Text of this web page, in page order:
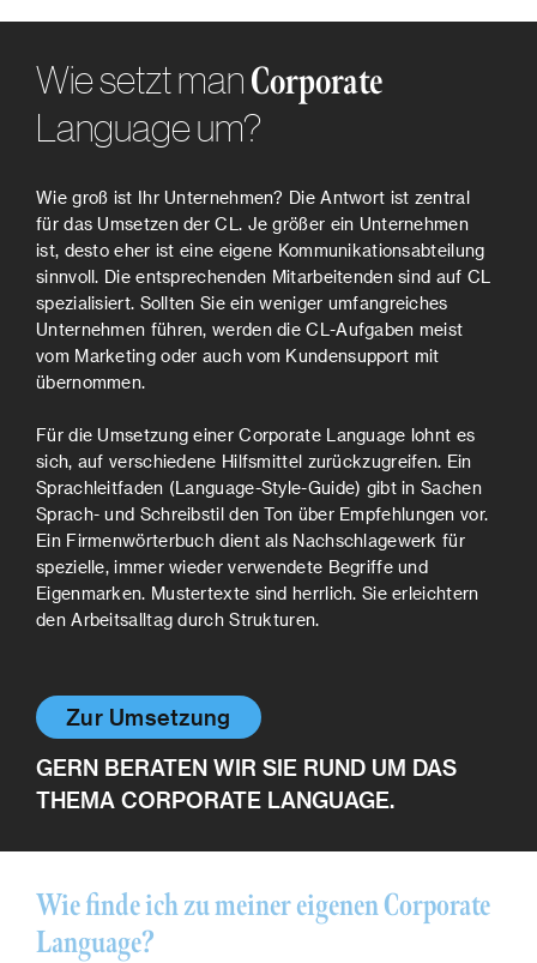
Wie setzt manCorporate
Language um?
Wie groß ist Ihr Unternehmen? Die Antwort ist zentral
für das Umsetzen der CL. Je größer ein Unternehmen
ist, desto eher ist eine eigene Kommunikationsabteilung
sinnvoll. Die entsprechenden Mitarbeitenden sind auf CL
spezialisiert. Sollten Sie ein weniger umfangreiches
Unternehmen führen, werden die CL-Aufgaben meist
vom Marketing oder auch vom Kundensupport mit
übernommen.
Für die Umsetzung einer Corporate Language lohnt es
sich, auf verschiedene Hilfsmittel zurückzugreifen. Ein
Sprachleitfaden (Language-Style-Guide) gibt in Sachen
Sprach- und Schreibstil den Ton über Empfehlungen vor.
Ein Firmenwörterbuch dient als Nachschlagewerk für
spezielle, immer wieder verwendete Begriffe und
Eigenmarken. Mustertexte sind herrlich. Sie erleichtern
den Arbeitsalltag durch Strukturen.
Zur Umsetzung
GERN BERATEN WIR SIE RUND UM DAS
THEMA CORPORATE LANGUAGE.
Wie finde ich zu meiner eigenen Corporate
Language?